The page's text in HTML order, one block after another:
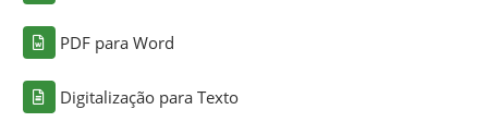
PDF para Word
Digitalização para Texto